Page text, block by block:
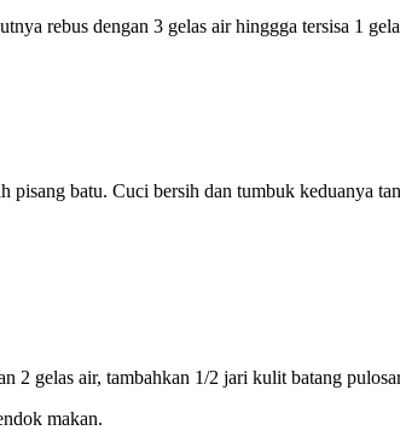
rebus dengan 3 gelas air hinggga tersisa 1
batu. Cuci bersih dan tumbuk keduanya
2 gelas air, tambahkan 1/2 jari kulit batang
makan.